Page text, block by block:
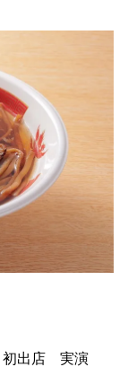
初出店 実演